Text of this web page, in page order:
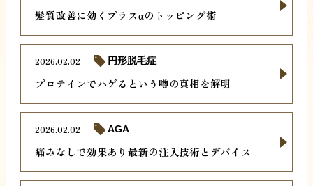
髪質改善に効くプラスαのトッピング術
プロテインでハゲるという噂の真相を解明
2026.02.02 円形脱毛症
痛みなしで効果あり最新の注入技術とデバイス
2026.02.02 AGA